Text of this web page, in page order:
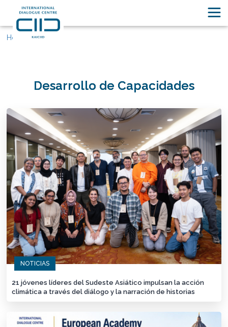
Home
Desarrollo de Capacidades
NOTICIAS
21 jóvenes líderes del Sudeste Asiático impulsan la acción
climática a través del diálogo y la narración de historias